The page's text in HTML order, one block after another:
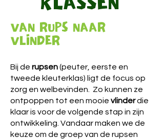
VAN RUPS NAAR
VLINDER
Bij de rupsen(peuter, eerste en
tweede kleuterklas) ligt de focus op
zorg en welbevinden. Zo kunnen ze
ontpoppen tot een mooie vlinderdie
klaar is voor de volgende stap in zijn
ontwikkeling. Vandaar maken we de
keuze om de groep van de rupsen